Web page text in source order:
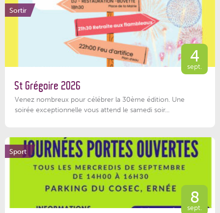
Sortir
4
sept.
St Grégoire 2026
Venez nombreux pour célébrer la 30ème édition. Une
soirée exceptionnelle vous attend le samedi soir...
Sport
8
sept.